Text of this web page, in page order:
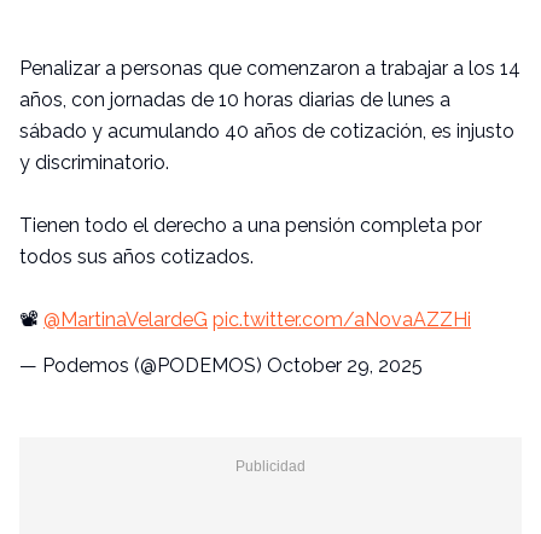
Penalizar a personas que comenzaron a trabajar a los 14
años, con jornadas de 10 horas diarias de lunes a
sábado y acumulando 40 años de cotización, es injusto
y discriminatorio.
Tienen todo el derecho a una pensión completa por
todos sus años cotizados.
📽 @MartinaVelardeG pic.twitter.com/aNovaAZZHi
— Podemos (@PODEMOS) October 29, 2025